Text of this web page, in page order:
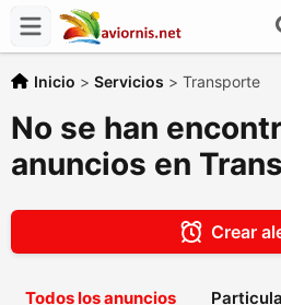
Inicio > Servicios > Transporte
No se han
anuncios en
Crear
Todos los anuncios